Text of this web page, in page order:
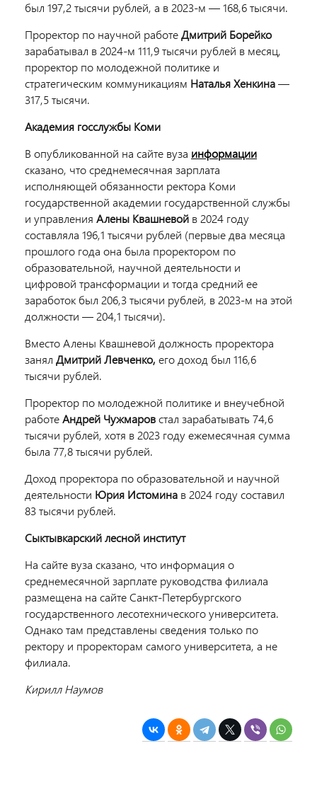
был 197,2 тысячи рублей, а в 2023-м — 168,6 тысячи.
Проректор по научной работеДмитрий Борейко
зарабатывал в 2024-м 111,9 тысячи рублей в месяц,
проректор по молодежной политике и
стратегическим коммуникациям Наталья Хенкина—
317,5 тысячи.
Академия госслужбы Коми
В опубликованной на сайте вуза информации
сказано, что среднемесячная зарплата
исполняющей обязанности ректора Коми
государственной академии государственной службы
и управления Алены Квашневой в 2024 году
составляла 196,1 тысячи рублей (первые два месяца
прошлого года она была проректором по
образовательной, научной деятельности и
цифровой трансформации и тогда средний ее
заработок был 206,3 тысячи рублей, в 2023-м на этой
должности — 204,1 тысячи).
Вместо Алены Квашневой должность проректора
занял Дмитрий Левченко, его доход был 116,6
тысячи рублей.
Проректор по молодежной политике и внеучебной
работеАндрей Чужмаровстал зарабатывать 74,6
тысячи рублей, хотя в 2023 году ежемесячная сумма
была 77,8 тысячи рублей.
Доход проректора по образовательной и научной
деятельности Юрия Истомина в 2024 году составил
83 тысячи рублей.
Сыктывкарский лесной институт
На сайте вуза сказано, что информация о
среднемесячной зарплате руководства филиала
размещена на сайте Санкт-Петербургского
государственного лесотехнического университета.
Однако там представлены сведения только по
ректору и проректорам самого университета, а не
филиала.
Кирилл Наумов